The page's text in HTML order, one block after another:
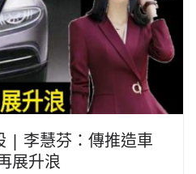
| 李慧芬：傳推造車
展升浪